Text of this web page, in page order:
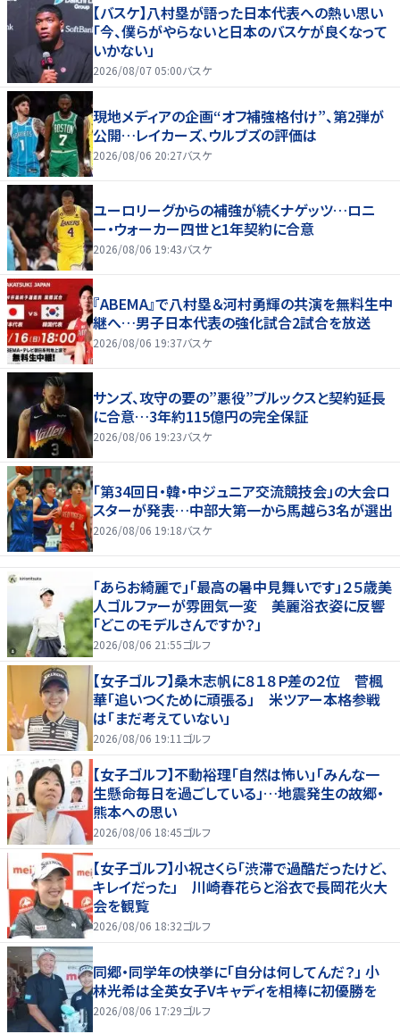
【バスケ】八村塁が語った日本代表への熱い思い
「今、僕らがやらないと日本のバスケが良くなって
いかない」
2026/08/07 05:00バスケ
現地メディアの企画“オフ補強格付け”、第2弾が
公開…レイカーズ、ウルブズの評価は
2026/08/06 20:27バスケ
ユーロリーグからの補強が続くナゲッツ…ロニ
ー・ウォーカー四世と1年契約に合意
2026/08/06 19:43バスケ
『ABEMA』で八村塁＆河村勇輝の共演を無料生中
継へ…男子日本代表の強化試合2試合を放送
2026/08/06 19:37バスケ
サンズ、攻守の要の”悪役”ブルックスと契約延長
に合意…3年約115億円の完全保証
2026/08/06 19:23バスケ
「第34回日・韓・中ジュニア交流競技会」の大会ロ
スターが発表…中部大第一から馬越ら3名が選出
2026/08/06 19:18バスケ
「あらお綺麗で」「最高の暑中見舞いです」２５歳美
人ゴルファーが雰囲気一変 美麗浴衣姿に反響
「どこのモデルさんですか？」
2026/08/06 21:55ゴルフ
【女子ゴルフ】桑木志帆に８１８Ｐ差の２位 菅楓
華「追いつくために頑張る」 米ツアー本格参戦
は「まだ考えていない」
2026/08/06 19:11 ゴルフ
【女子ゴルフ】不動裕理「自然は怖い」「みんな一
生懸命毎日を過ごしている」…地震発生の故郷・
熊本への思い
2026/08/06 18:45ゴルフ
【女子ゴルフ】小祝さくら「渋滞で過酷だったけど、
キレイだった」 川崎春花らと浴衣で長岡花火大
会を観覧
2026/08/06 18:32ゴルフ
同郷・同学年の快挙に「自分は何してんだ？」 小
林光希は全英女子Vキャディを相棒に初優勝を
2026/08/06 17:29ゴルフ